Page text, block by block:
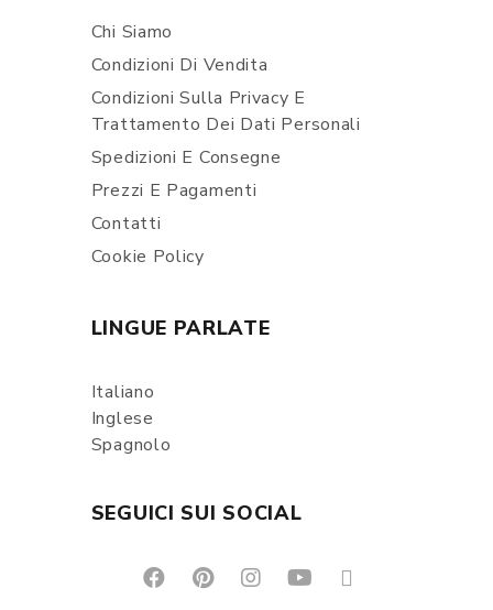
Chi Siamo
Condizioni Di Vendita
Condizioni Sulla Privacy E
Trattamento Dei Dati Personali
Spedizioni E Consegne
Prezzi E Pagamenti
Contatti
Cookie Policy
LINGUE PARLATE
Italiano
Inglese
Spagnolo
SEGUICI SUI SOCIAL